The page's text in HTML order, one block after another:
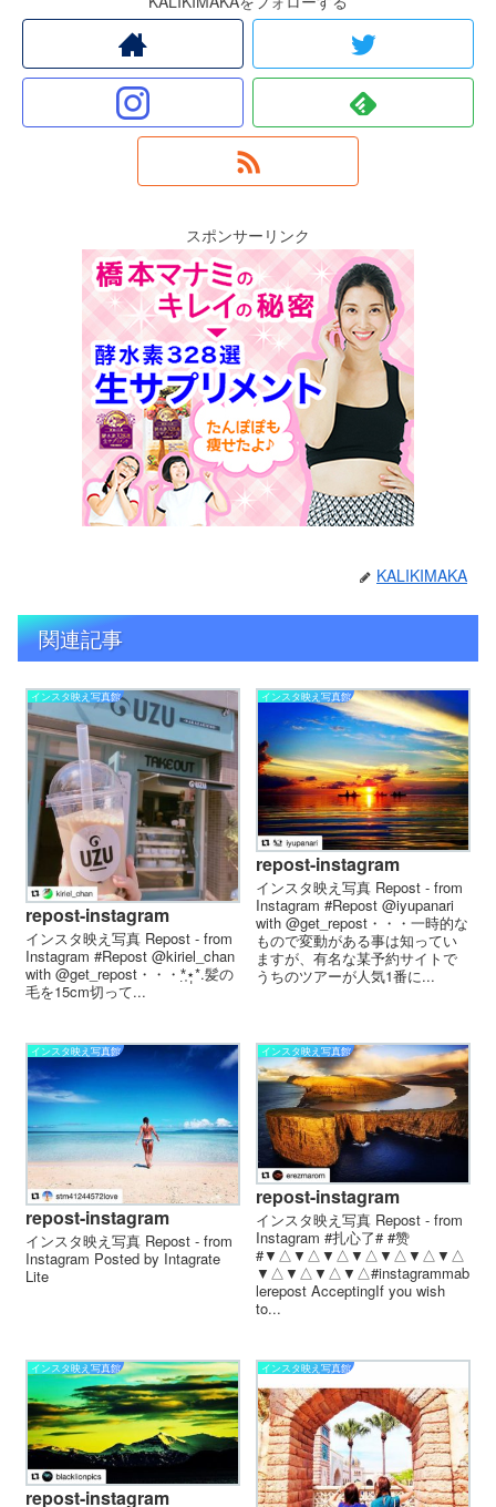
スポンサーリンク
KALIKIMAKA
関連記事
インスタ映え写真館
repost-instagram
インスタ映え写真 Repost - from
Instagram #Repost @kiriel_chan
with @get_repost・・・️️️*̣̩⋆̩*.髪の
毛を15cm切って...
インスタ映え写真館
repost-instagram
インスタ映え写真 Repost - from
Instagram #Repost @iyupanari
with @get_repost・・・一時的な
もので変動がある事は知ってい
ますが、有名な某予約サイトで
うちのツアーが人気1番に...
インスタ映え写真館
repost-instagram
インスタ映え写真 Repost - from
Instagram Posted by Intagrate
Lite
インスタ映え写真館
repost-instagram
インスタ映え写真 Repost - from
Instagram #扎心了# #赞
# ▼△▼△▼△▼△▼△▼△▼△
▼△▼△▼△▼△ #instagrammab
le repost Accepting If you wish
to...
インスタ映え写真館
repost-instagram
インスタ映え写真館